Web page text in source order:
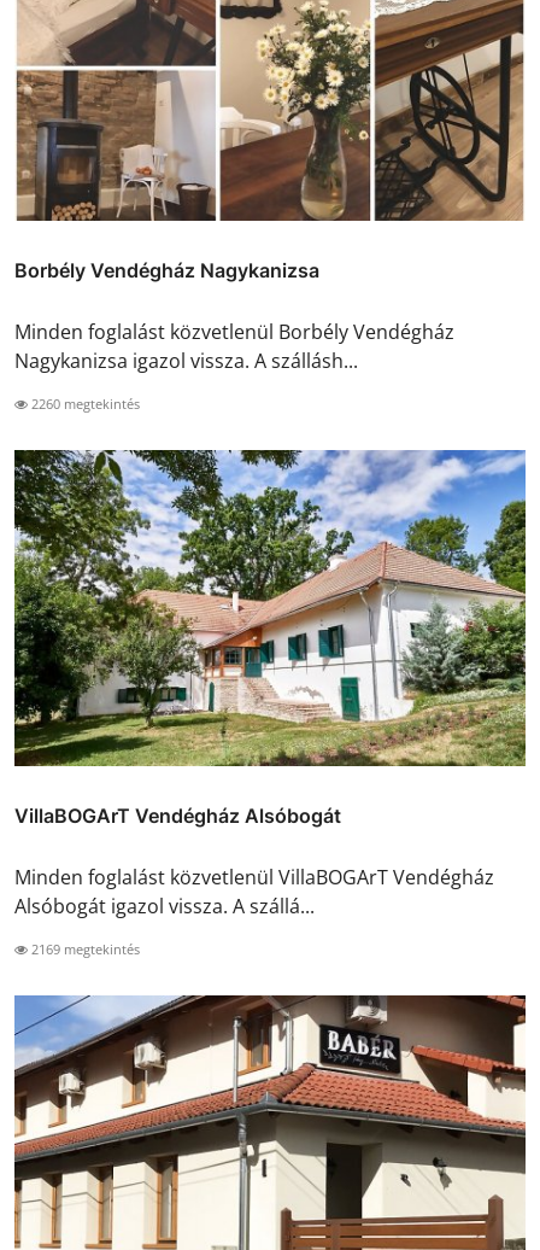
Borbély Vendégház Nagykanizsa
Minden foglalást közvetlenül Borbély Vendégház
Nagykanizsa igazol vissza. A szállásh...
2260 megtekintés
VillaBOGArT Vendégház Alsóbogát
Minden foglalást közvetlenül VillaBOGArT Vendégház
Alsóbogát igazol vissza. A szállá...
2169 megtekintés